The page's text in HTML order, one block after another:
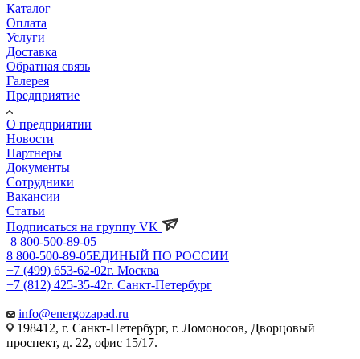
Каталог
Оплата
Услуги
Доставка
Обратная связь
Галерея
Предприятие
О предприятии
Новости
Партнеры
Документы
Сотрудники
Вакансии
Статьи
Подписаться на группу VK
8 800-500-89-05
8 800-500-89-05ЕДИНЫЙ ПО РОССИИ
+7 (499) 653-62-02г. Москва
+7 (812) 425-35-42г. Санкт-Петербург
info@energozapad.ru
198412, г. Санкт-Петербург, г. Ломоносов, Дворцовый
проспект, д. 22, офис 15/17.